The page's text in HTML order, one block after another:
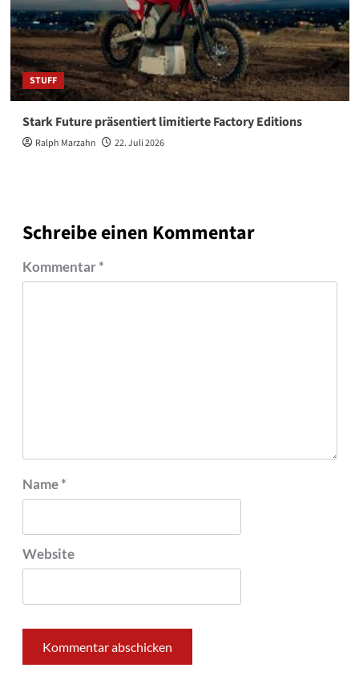
STUFF
Stark Future präsentiert limitierte Factory Editions
Ralph Marzahn 22. Juli 2026
Schreibe einen Kommentar
Kommentar*
Name*
Website